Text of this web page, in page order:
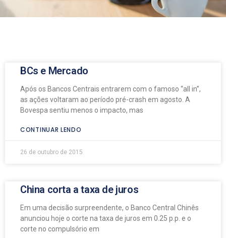
BCs e Mercado
Após os Bancos Centrais entrarem com o famoso “all in”,
as ações voltaram ao período pré-crash em agosto. A
Bovespa sentiu menos o impacto, mas
CONTINUAR LENDO
26 de outubro de 2015
China corta a taxa de juros
Em uma decisão surpreendente, o Banco Central Chinês
anunciou hoje o corte na taxa de juros em 0.25 p.p. e o
corte no compulsório em